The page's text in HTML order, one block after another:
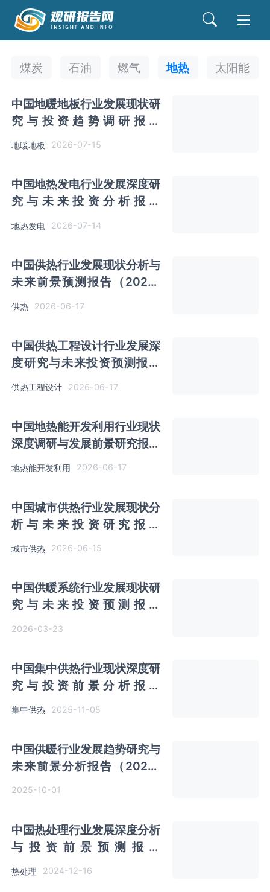
煤炭 石油 燃气 地热 太阳能
中国地暖地板行业发展现状研
究与投资趋势调研报告
地暖地板 2026-07-15
中国地热发电行业发展深度研
究与未来投资分析报告
地热发电 2026-07-14
中国供热行业发展现状分析与
未来前景预测报告（2026-
2033年）
供热 2026-06-17
中国供热工程设计行业发展深
度研究与未来投资预测报告
（2026-2033年）
供热工程设计 2026-06-17
中国地热能开发利用行业现状
深度调研与发展前景研究报告
地热能开发利用 2026-06-17
中国城市供热行业发展现状分
析与未来投资研究报告
城市供热 2026-06-15
中国供暖系统行业发展现状研
究与未来投资预测报告
2026-03-23
中国集中供热行业现状深度研
究与投资前景分析报告
（2025-2032年）
集中供热 2025-11-05
中国‌供暖行业发展趋势研究与
未来前景分析报告（2025-
2032年）
2025-10-01
中国热处理行业发展深度分析
与投资前景预测报告
热处理 2024-12-16